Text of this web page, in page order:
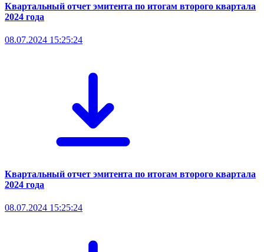
Квартальный отчет эмитента по итогам второго квартала
2024 года
08.07.2024 15:25:24
Квартальный отчет эмитента по итогам второго квартала
2024 года
08.07.2024 15:25:24